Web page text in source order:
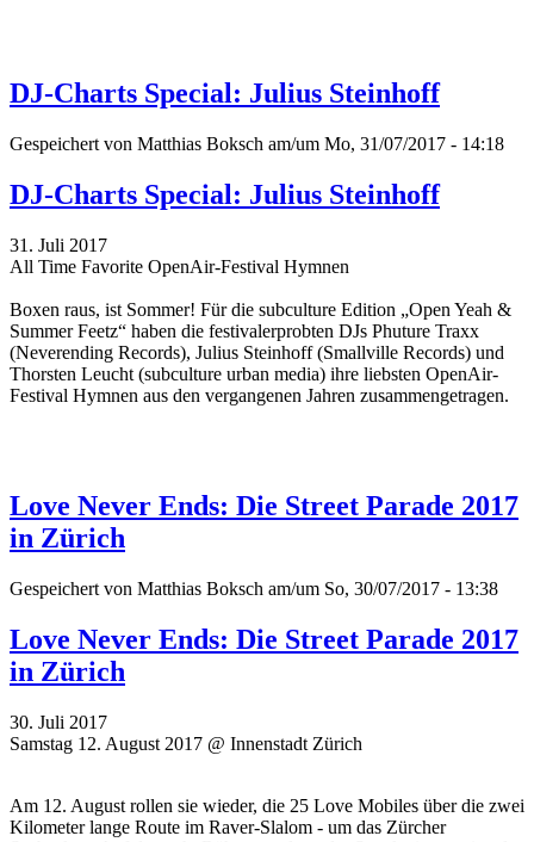
DJ-Charts Special: Julius Steinhoff
Gespeichert von Matthias Boksch am/um Mo, 31/07/2017 - 14:18
DJ-Charts Special: Julius Steinhoff
31. Juli 2017
All Time Favorite OpenAir-Festival Hymnen
Boxen raus, ist Sommer! Für die subculture Edition „Open Yeah &
Summer Feetz“ haben die festivalerprobten DJs Phuture Traxx
(Neverending Records), Julius Steinhoff (Smallville Records) und
Thorsten Leucht (subculture urban media) ihre liebsten OpenAir-
Festival Hymnen aus den vergangenen Jahren zusammengetragen.
Love Never Ends: Die Street Parade 2017
in Zürich
Gespeichert von Matthias Boksch am/um So, 30/07/2017 - 13:38
Love Never Ends: Die Street Parade 2017
in Zürich
30. Juli 2017
Samstag 12. August 2017 @ Innenstadt Zürich
Am 12. August rollen sie wieder, die 25 Love Mobiles über die zwei
Kilometer lange Route im Raver-Slalom - um das Zürcher